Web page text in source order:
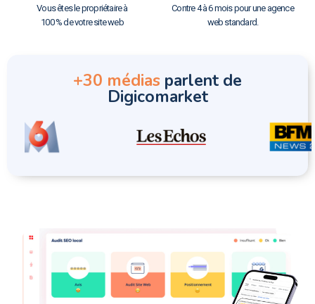
Vous êtes le propriétaire à
100 % de votre site web
Contre 4 à 6 mois pour une agence
web standard.
+30 médias parlent de
Digicomarket